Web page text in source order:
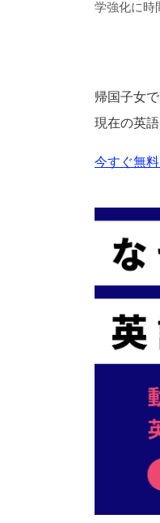
学強化に時
帰国子女
現在の英
今すぐ無